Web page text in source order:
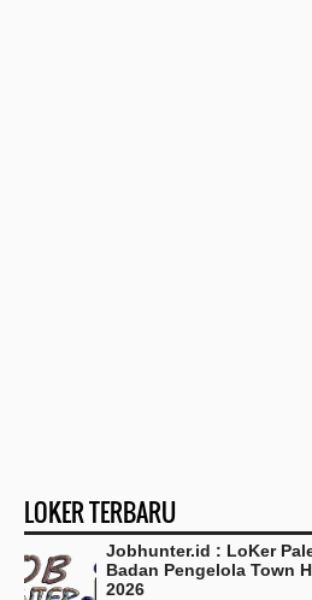
LOKER TERBARU
Jobhunter.id : LoKer
Badan Pengelola Town
2026